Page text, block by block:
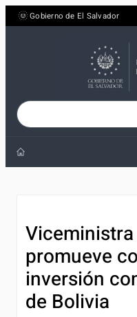
Saltar
al
Gobierno de El Salvador
Buscar
el
sitio
promueve
inversión
de Bolivia